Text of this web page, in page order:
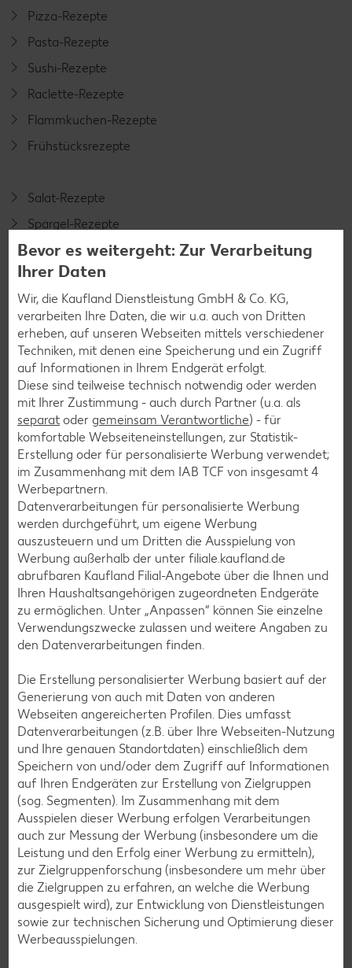
Pizza-Rezepte
Pasta-Rezepte
Sushi-Rezepte
Raclette-Rezepte
Flammkuchen-Rezepte
Frühstücksrezepte
Salat-Rezepte
Spargel-Rezepte
Fleisch-Rezepte
Fisch-Rezepte
Geflügel-Rezepte
Lamm-Rezepte
Grill-Rezepte
Muffin-Rezepte
Apfelkuchen-Rezepte
Schokokuchen-Rezepte
Torten-Rezepte
Eis-Rezepte
Pfannkuchen-Rezepte
Plätzchen-Rezepte
Smoothie-Rezepte
Bowle-Rezepte
Avocado-Rezepte
Erdbeer-Rezepte
Blaubeer-Rezepte
Bananen-Rezepte
Zurück zu allen Rezepten
Bevor es weitergeht: Zur Verarbeitung
Ihrer Daten
Wir, die Kaufland Dienstleistung GmbH & Co. KG,
verarbeiten Ihre Daten, die wir u.a. auch von Dritten
erheben, auf unseren Webseiten mittels verschiedener
Techniken, mit denen eine Speicherung und ein Zugriff
auf Informationen in Ihrem Endgerät erfolgt.
Diese sind teilweise technisch notwendig oder werden
mit Ihrer Zustimmung - auch durch Partner (u.a. als
separat oder gemeinsam Verantwortliche) - für
komfortable Webseiteneinstellungen, zur Statistik-
Erstellung oder für personalisierte Werbung verwendet;
im Zusammenhang mit dem IAB TCF von insgesamt 4
Werbepartnern.
Datenverarbeitungen für personalisierte Werbung
werden durchgeführt, um eigene Werbung
auszusteuern und um Dritten die Ausspielung von
Werbung außerhalb der unter filiale.kaufland.de
abrufbaren Kaufland Filial-Angebote über die Ihnen und
Ihren Haushaltsangehörigen zugeordneten Endgeräte
zu ermöglichen. Unter „Anpassen“ können Sie einzelne
Verwendungszwecke zulassen und weitere Angaben zu
den Datenverarbeitungen finden.
Die Erstellung personalisierter Werbung basiert auf der
Generierung von auch mit Daten von anderen
Webseiten angereicherten Profilen. Dies umfasst
Datenverarbeitungen (z.B. über Ihre Webseiten-Nutzung
und Ihre genauen Standortdaten) einschließlich dem
Speichern von und/oder dem Zugriff auf Informationen
auf Ihren Endgeräten zur Erstellung von Zielgruppen
(sog. Segmenten). Im Zusammenhang mit dem
Ausspielen dieser Werbung erfolgen Verarbeitungen
auch zur Messung der Werbung (insbesondere um die
Leistung und den Erfolg einer Werbung zu ermitteln),
zur Zielgruppenforschung (insbesondere um mehr über
die Zielgruppen zu erfahren, an welche die Werbung
ausgespielt wird), zur Entwicklung von Dienstleistungen
sowie zur technischen Sicherung und Optimierung dieser
Werbeausspielungen.